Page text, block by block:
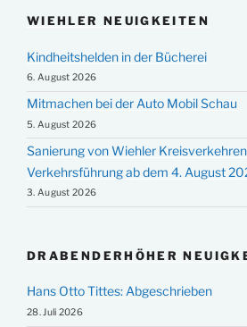
WIEHLER NEUIGKEITEN
Kindheitshelden in der Bücherei
6. August 2026
Mitmachen bei der Auto Mobil Schau
5. August 2026
Sanierung von Wiehler
Verkehrsführung ab dem 4. August
3. August 2026
DRABENDERHÖHER
Hans Otto Tittes: Abgeschrieben
28. Juli 2026